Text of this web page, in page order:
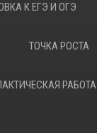
К ЕГЭ И ОГЭ
ТОЧКА РОСТА
РАБОТА